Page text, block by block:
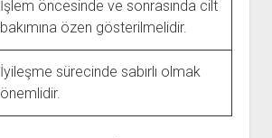
İşlem öncesinde ve sonrasında cilt
bakımına özen gösterilmelidir.
İyileşme sürecinde sabırlı olmak
önemlidir.